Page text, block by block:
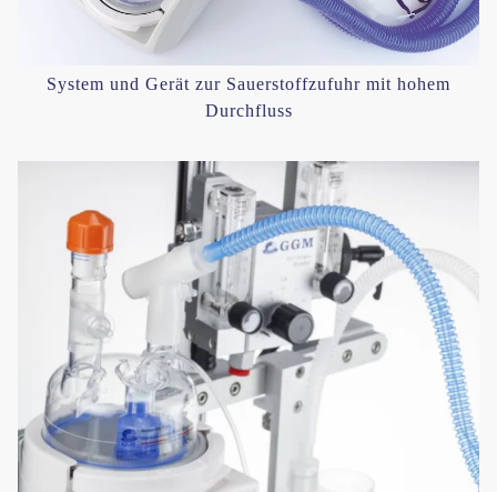
System und Gerät zur Sauerstoffzufuhr mit hohem
Durchfluss